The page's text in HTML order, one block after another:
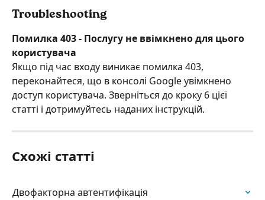
Troubleshooting
Помилка 403 - Послугу не ввімкнено для цього
користувача
Якщо під час входу виникає помилка 403,
переконайтеся, що в консолі Google увімкнено
доступ користувача. Зверніться до кроку 6 цієї
статті і дотримуйтесь наданих інструкцій.
Схожі статті
Двофакторна автентифікація